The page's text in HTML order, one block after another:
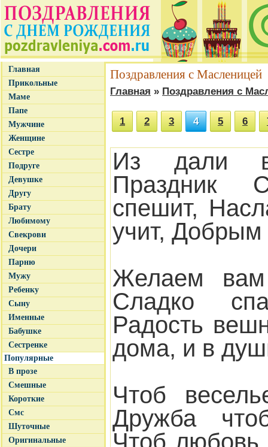
Главная
Прикольные
Маме
Папе
Мужчине
Женщине
Сестре
Подруге
Девушке
Другу
Брату
Любимому
Свекрови
Дочери
Парню
Мужу
Ребенку
Сыну
Именные
Бабушке
Сестренке
Популярные
В прозе
Смешные
Короткие
Смс
Шуточные
Оригинальные
Поздравления с Масленицей
Главная » Поздравления с
1 2 3 4 5 6
Из дали
Праздник
спешит,
учит, Добрым
Желаем вам
Сладко
Радость
дома, и в
Чтоб
Дружба
Чтоб любовь